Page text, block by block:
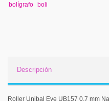
bolígrafo boli
Descripción
Roller Unibal Eye UB157 0,7 mm